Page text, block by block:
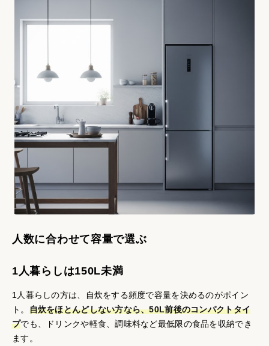
人数に合わせて容量で選ぶ
1人暮らしは150L未満
1人暮らしの方は、自炊をする頻度で容量を決めるのがポイン
ト。 自炊をほとんどしない方なら、50L前後のコンパクトタイ
プでも、ドリンクや軽食、調味料など最低限の食品を収納でき
ます。